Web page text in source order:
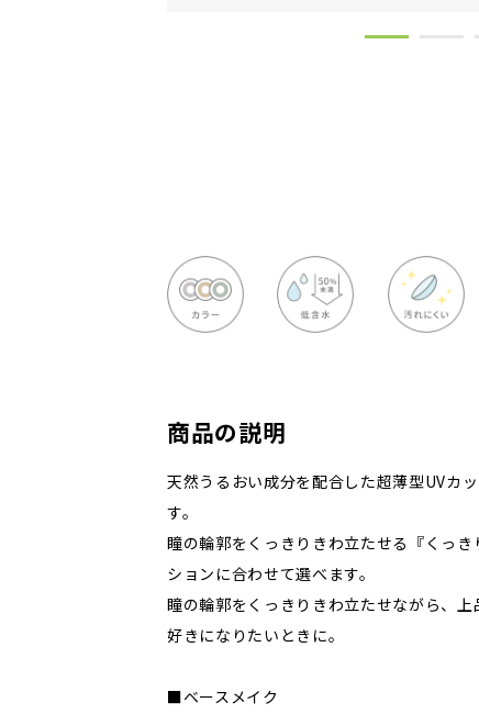
商品の説明
天然うるおい成分を配合した超薄型UVカ
す。
瞳の輪郭をくっきりきわ立たせる『くっ
ションに合わせて選べます。
瞳の輪郭をくっきりきわ立たせながら、
好きになりたいときに。
■ベースメイク